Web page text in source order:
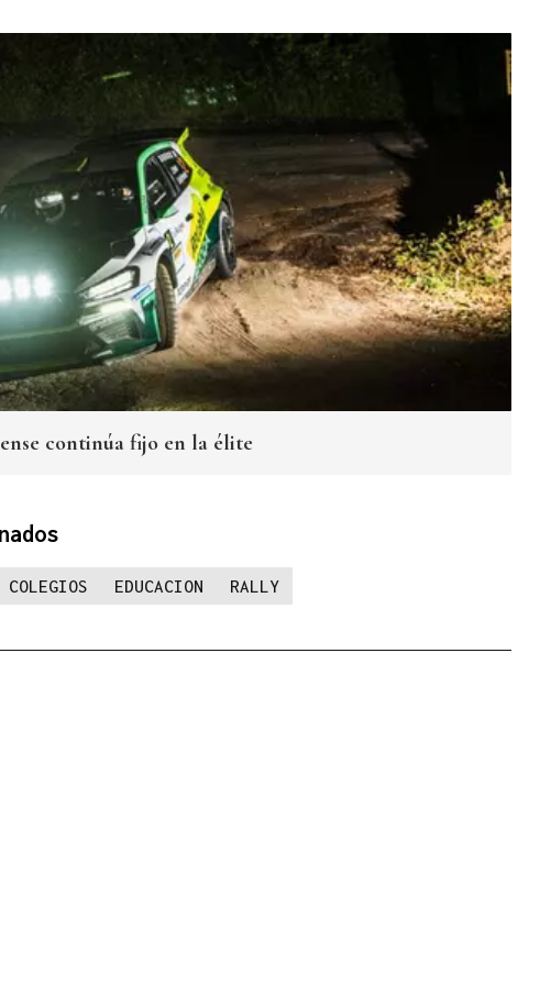
continúa fijo en la élite
COLEGIOS EDUCACION RALLY